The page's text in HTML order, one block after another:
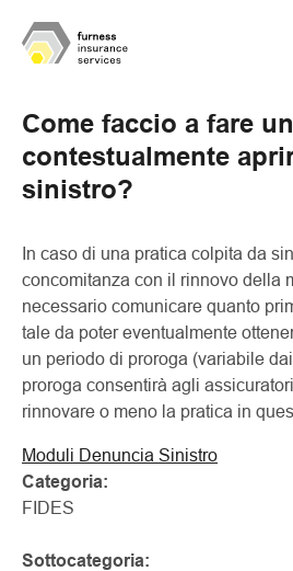
Come faccio a fare
contestualmente
sinistro?
In caso di una pratica colpita da
concomitanza con il rinnovo della
necessario comunicare quanto
tale da poter eventualmente
un periodo di proroga (variabile
proroga consentirà agli
rinnovare o meno la pratica in
Moduli Denuncia Sinistro
Categoria:
FIDES
Sottocategoria: